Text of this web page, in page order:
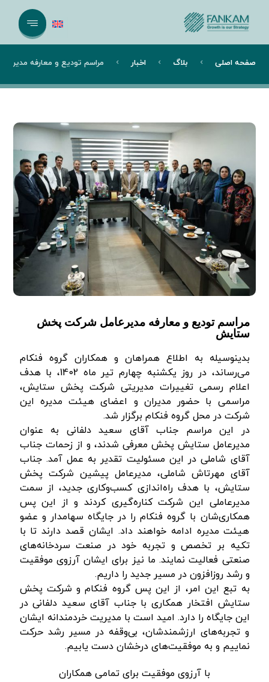
صفحه اصلی بلاگ اخبار مراسم تودیع و معارفه
مراسم تودیع و معارفه مدیرعامل شرکت پخش
ستایش
بدینوسیله به اطلاع همراهان و همکاران گروه فنکام
می‌رساند، در روز یکشنبه چهارم تیر ماه 1402، با هدف
اعلام رسمی تغییرات مدیریتی شرکت پخش ستایش،
مراسمی با حضور مدیران و اعضای هیئت مدیره این
شرکت در محل گروه فنکام برگزار شد.
در این مراسم جناب آقای سعید دلفانی به عنوان
مدیرعامل ستایش پخش معرفی شدند، و از زحمات جناب
آقای شاملی در این مسئولیت تقدیر به عمل آمد. جناب
آقای مهرتاش شاملی، مدیرعامل پیشین شرکت پخش
ستایش، با هدف راه‌اندازی کسب‌وکاری جدید، از سمت
مدیرعاملی این شرکت کناره‌گیری کردند و از این پس
همکاری‌شان با گروه فنکام را در جایگاه سهامدار و عضو
هیئت مدیره ادامه خواهند داد. ایشان قصد دارند تا با
تکیه بر تخصص و تجربه خود در صنعت سردخانه‌های
صنعتی فعالیت نمایند. ما نیز برای ایشان آرزوی موفقیت
و رشد روزافزون در مسیر جدید را داریم.
به تبع این امر، از این پس گروه فنکام و شرکت پخش
ستایش افتخار همکاری با جناب آقای سعید دلفانی‌ در
این جایگاه را دارد. امید است با مدیریت خردمندانه ایشان
و تجربه‌های ارزشمندشان، بی‌وقفه در مسیر رشد حرکت
نماییم و به موفقیت‌های درخشان دست یابیم.
با آرزوی موفقیت برای تمامی همکاران